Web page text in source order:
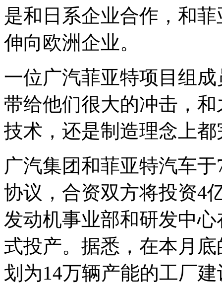
是和日系企业合作，和
伸向欧洲企业。
一位广汽菲亚特项目组
带给他们很大的冲击，
技术，还是制造理念上
广汽集团和菲亚特汽车
协议，合资双方将投资4
发动机事业部和研发中
式投产。据悉，在本月
划为14万辆产能的工厂